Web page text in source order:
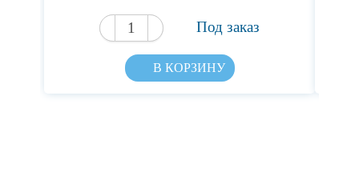
Под заказ
В КОРЗИНУ